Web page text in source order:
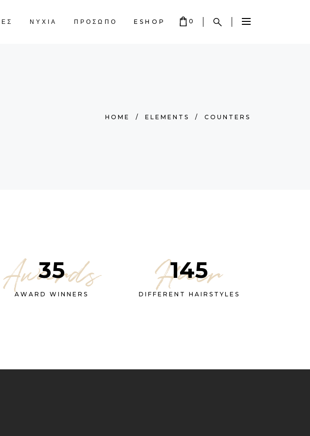
ΝΥΧΙΑ ΠΡΟΣΩΠΟ ESHOP 0
HOME / ELEMENTS / COUNTERS
Awards
35
AWARD WINNERS Hair
145
DIFFERENT HAIRSTYLES